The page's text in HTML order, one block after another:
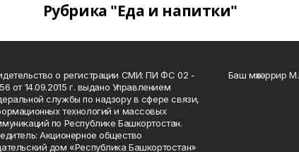
Рубрика "Еда и напитки"
о регистрации СМИ: ПИ ФС 02 -
от 14.09.2015 г. выдано Управлением
службы по надзору в сфере связи,
технологий и массовых
по Республике Башкортостан.
Акционерное общество
дом «Республика Башкортостан»
Баш мөхәррир